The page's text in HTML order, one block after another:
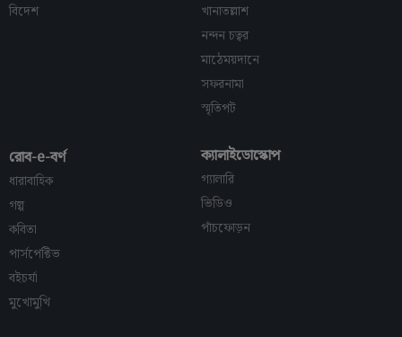
বিদেশ
খানাতল্লাশ
নন্দন চত্বর
মাঠেময়দানে
সফরনামা
স্মৃতিপট
রোব-e-বর্ণ
ধারাবাহিক
গল্প
কবিতা
পার্সপেক্টিভ
বইচর্যা
মুখোমুখি
ক্যালাইডোস্কোপ
গ্যালারি
ভিডিও
পাঁচফোড়ন